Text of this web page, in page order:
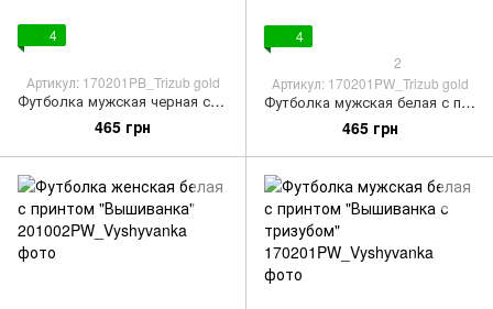
4
Артикул: 170201PB_Trizub gold
Футболка мужская черная с принтом "Тризуб золотой"
465 грн
4
2
Артикул: 170201PW_Trizub gold
Футболка мужская белая с принтом "Тризуб золотой"
465 грн